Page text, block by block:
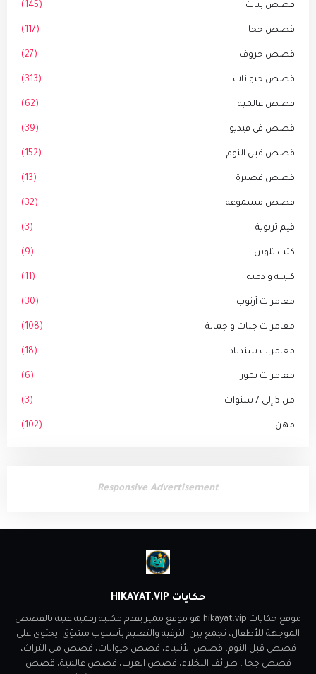
قصص بنات (145)
قصص جحا (117)
قصص حروف (27)
قصص حيوانات (313)
قصص عالمية (62)
قصص في فيديو (39)
قصص قبل النوم (152)
قصص قصيرة (13)
قصص مسموعة (32)
قيم تربوية (3)
كتب تلوين (9)
كليلة و دمنة (11)
مغامرات أرنوب (30)
مغامرات جنات و جمانة (108)
مغامرات سندباد (18)
مغامرات نمور (6)
من 5 إلى 7 سنوات (3)
مهن (102)
Responsive Advertisement
حكايات HIKAYAT.VIP
موقع حكايات hikayat.vip هو موقع مميز يقدم مكتبة رقمية غنية بالقصص
الموجهة للأطفال، تجمع بين الترفيه والتعليم بأسلوب مشوّق. يحتوي على
قصص قبل النوم، قصص الأنبياء، قصص حيوانات، قصص من الثراث،
قصص جحا ، طرائف البخلاء، قصص العرب، قصص عالمية، قصص